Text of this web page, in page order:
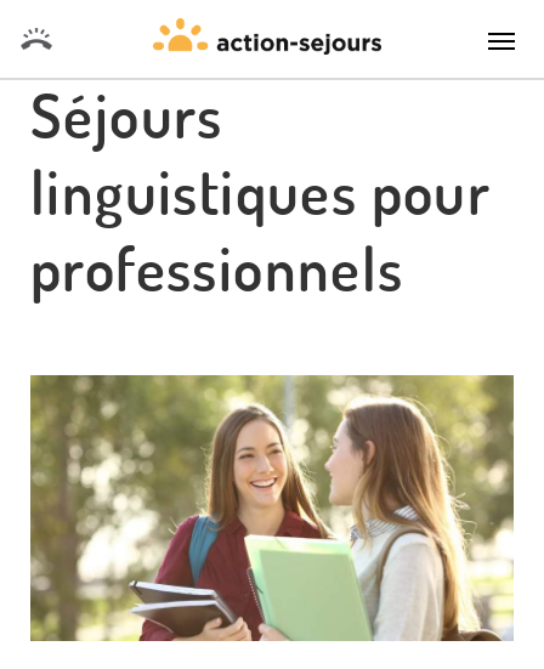
Séjours
linguistiques pour
professionnels